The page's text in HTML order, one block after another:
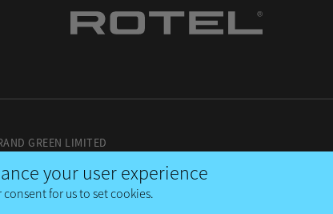
GREEN LIMITED
your user experience
for us to set cookies.